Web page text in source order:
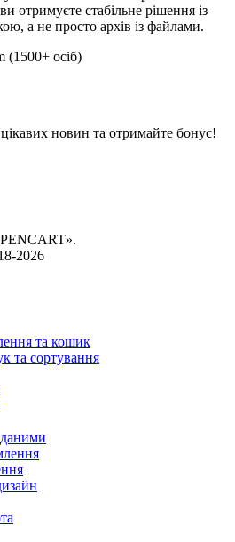
отримуєте стабільне рішення із
а не просто архів із файлами.
(1500+ осіб)
новин та отримайте бонус!
2026
та кошик
та сортування
даними